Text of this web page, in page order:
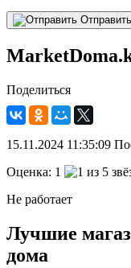
Отправить
Поделиться
15.11.2024 11:35:09
Оценка: 1
Не работает
Лучшие
дома